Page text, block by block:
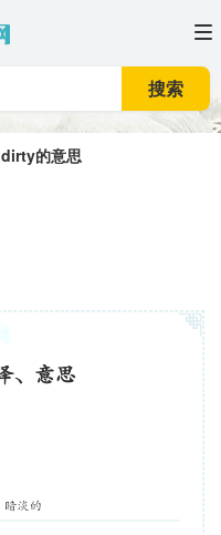
搜索
dirty的意思